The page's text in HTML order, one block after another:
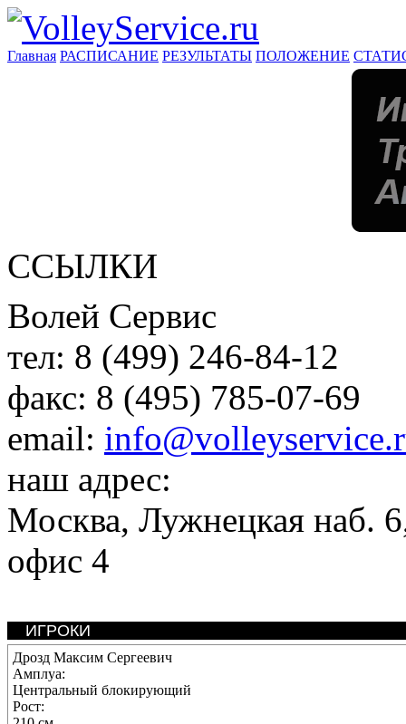
Главная РАСПИСАНИЕ РЕЗУЛЬТАТЫ ПОЛОЖЕНИЕ
ССЫЛКИ
Волей Сервис
тел: 8 (499) 246-84-12
факс: 8 (495) 785-07-69
email:
наш адрес:
Москва, Лужнецкая наб.
офис 4
ИГРОКИ
Дрозд Максим Сергеевич
Амплуа:
Центральный блокирующий
Рост: